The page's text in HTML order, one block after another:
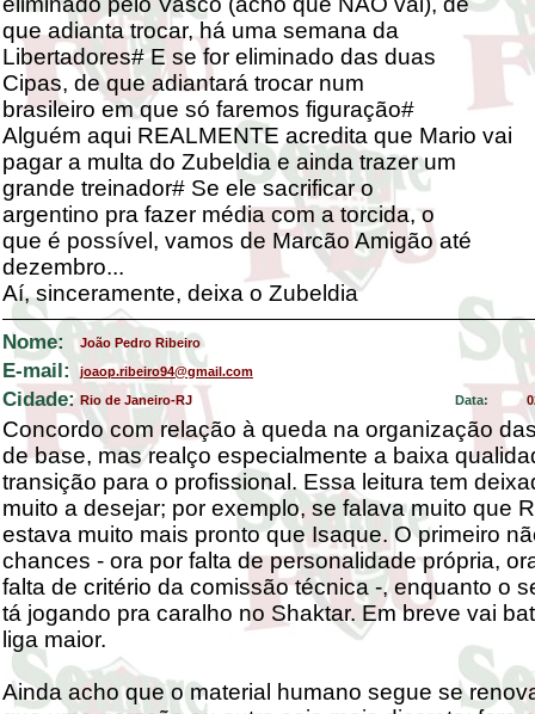
que adianta trocar, há uma semana da
Libertadores# E se for eliminado das duas
Cipas, de que adiantará trocar num
brasileiro em que só faremos figuração#
Alguém aqui REALMENTE acredita que Mario vai
pagar a multa do Zubeldia e ainda trazer um
grande treinador# Se ele sacrificar o
argentino pra fazer média com a torcida, o
que é possível, vamos de Marcão Amigão até
dezembro...
Aí, sinceramente, deixa o Zubeldia
Nome: João Pedro Ribeiro
E-mail: joaop.ribeiro94@gmail.com
Cidade: Rio de Janeiro-RJ Data:
Concordo com relação à queda na organização
de base, mas realço especialmente a baixa
transição para o profissional. Essa leitura tem
muito a desejar; por exemplo, se falava muito que
estava muito mais pronto que Isaque. O primeiro
chances - ora por falta de personalidade própria,
falta de critério da comissão técnica -, enquanto o
tá jogando pra caralho no Shaktar. Em breve vai
liga maior.
Ainda acho que o material humano segue se